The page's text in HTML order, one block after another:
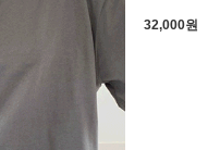
32,000원